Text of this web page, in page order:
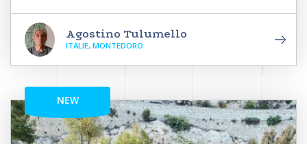
Agostino Tulumello
ITALIE, MONTEDORO
NEW